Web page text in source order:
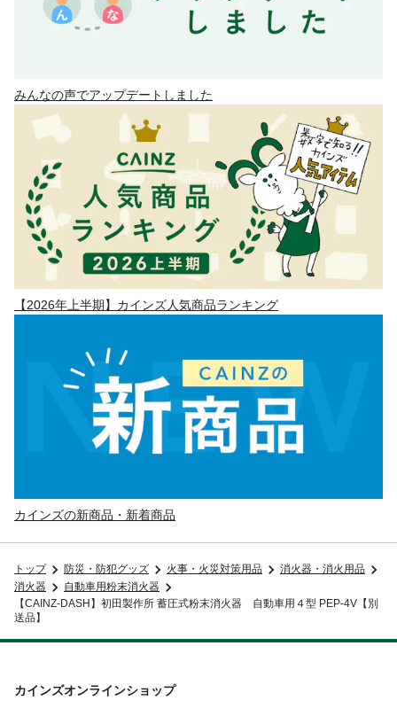
みんなの声でアップデートしました
【2026年上半期】カインズ人気商品ランキング
カインズの新商品・新着商品
トップ 防災・防犯グッズ 火事・火災対策用品
消火器・消火用品
消火器
自動車用粉末消火器
【CAINZ-DASH】初田製作所 蓄圧式粉末消火器 自動車用４型 PEP-4V【別
送品】
カインズオンラインショップ